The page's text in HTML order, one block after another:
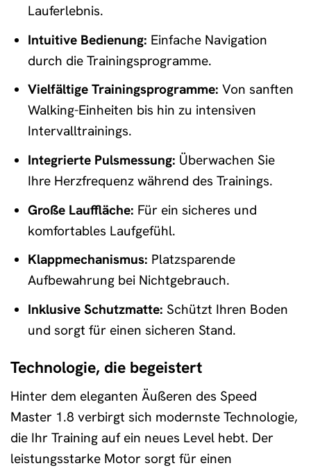
Lauferlebnis.
Intuitive Bedienung: Einfache Navigation
durch die Trainingsprogramme.
Vielfältige Trainingsprogramme: Von sanften
Walking-Einheiten bis hin zu intensiven
Intervalltrainings.
Integrierte Pulsmessung: Überwachen Sie
Ihre Herzfrequenz während des Trainings.
Große Lauffläche: Für ein sicheres und
komfortables Laufgefühl.
Klappmechanismus: Platzsparende
Aufbewahrung bei Nichtgebrauch.
Inklusive Schutzmatte: Schützt Ihren Boden
und sorgt für einen sicheren Stand.
Technologie, die begeistert
Hinter dem eleganten Äußeren des Speed
Master 1.8 verbirgt sich modernste Technologie,
die Ihr Training auf ein neues Level hebt. Der
leistungsstarke Motor sorgt für einen